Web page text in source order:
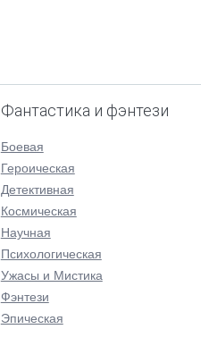
Фантастика и фэнтези
Боевая
Героическая
Детективная
Космическая
Научная
Психологическая
Ужасы и Мистика
Фэнтези
Эпическая